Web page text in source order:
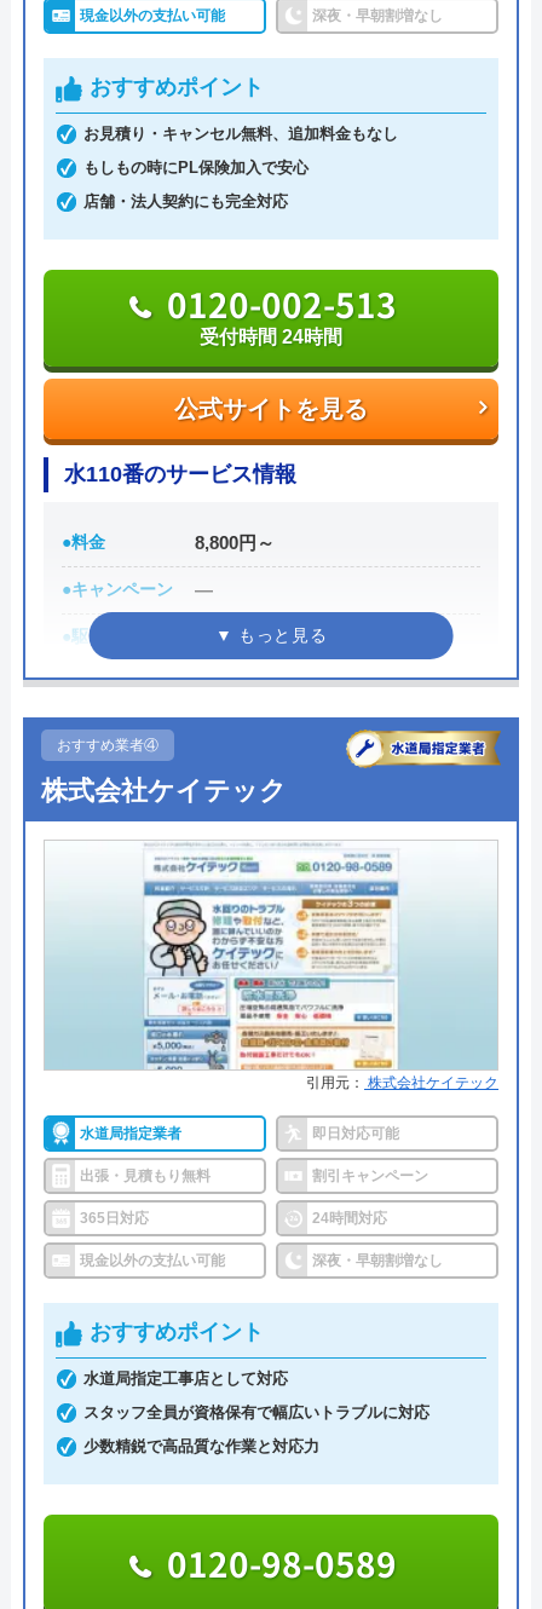
スラボホーム
ると認められている水道局指定業者です。
土日祝日・深夜早朝含む24時間365日、いつ相談し
ても割増料金がかからず、作業が始まるまでは一切
費用がかからないかなり信頼できる業者です。
管、給湯器や蛇口の修理交換まで水回りのことなら
何でも相談できます。
電話で「ホームページを見た」と伝えるだけで3,000
円割引なので、相談する際は電話で相談し、忘れず
に伝えるようにしましょう。
ちなみに、依頼せずとも見積もりにはお金はかから
ないので、相見積もりの際は必ず相談しておきたい
業者の一つです。
イースマイルの詳細ページはこちら
まずは電話相談！
0120-091-026
イースマイルの基本情報
株式会社イースマイル
島村禮孝
1992年6月1日創立
大阪府大阪市中央区瓦屋町3丁目7-3 イ
ースマイルビル
対応エリア 39都道府県
対応エリア詳
細
国分寺市のトイレ詰まり・水漏れ修理
は町の水道屋イースマイル｜水道局指
イースマイルのクチコミ on
4.1（198件のクチコミ）
※クチコミの内容について
りえP
現金以外の支払い可能 深夜・早朝割増なし
おすすめポイント
お見積り・キャンセル無料、追加料金もなし
もしもの時にPL保険加入で安心
店舗・法人契約にも完全対応
公式サイトを見る
0120-002-513
受付時間 24時間
水110番のサービス情報
●料金 8,800円～
●キャンペーン ―
●駆けつけ時間 最短30分
●受付時間 24時間
●定休日
●出張見積もり 出張見積もり無料
●支払い方法 現金、クレジットカード
修理実績119万件
●保証・保険 ―
詳細は公式HPでご確認ください
水110番がおすすめの理由
水110番を運営しているサイトの累計の問い合わせ
数が398万件と、非常に多くの人から頼りにされて
いる業者です。水回りに限らず約150品目のお家の
トラブルに対応しておりますので、お住まいのトラ
ブルならなんでも相談できます。
んので、悪徳業者によくある高額請求の被害に遭う
ことはないでしょう。また、何かあったときに使え
るクーリングオフを採用しているところも安心で
す。見積もり・キャンセル料は無料ですし、相見積
もりをする際にも利用したい業者です。
受付時間 24時間
おすすめ業者④
株式会社ケイテック
引用元： 株式会社ケイテック
水道局指定業者 即日対応可能
出張・見積もり無料 割引キャンペーン
365日対応 24時間対応
現金以外の支払い可能 深夜・早朝割増なし
おすすめポイント
水道局指定工事店として対応
スタッフ全員が資格保有で幅広いトラブルに対応
少数精鋭で高品質な作業と対応力
0120-98-0589